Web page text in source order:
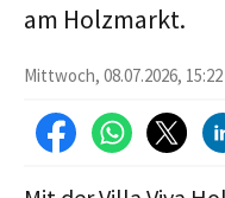
am Holzmarkt.
Mittwoch, 08.07.2026,